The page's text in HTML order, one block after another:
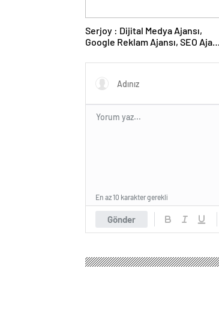
Serjoy : Dijital Medya Ajansı,
Google Reklam Ajansı, SEO Ajansı
Gönder
En az 10 karakter gerekli